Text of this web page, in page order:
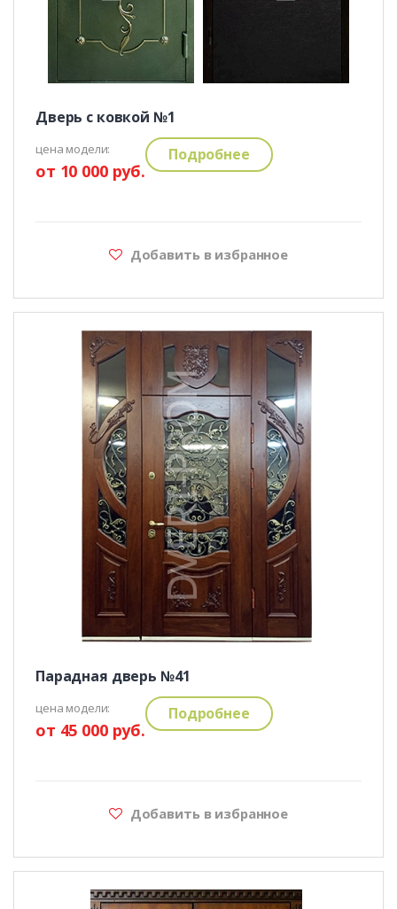
Дверь с ковкой №1
цена модели:
от 10 000 руб.
Подробнее
Добавить в избранное
Парадная дверь №41
цена модели:
от 45 000 руб.
Подробнее
Добавить в избранное